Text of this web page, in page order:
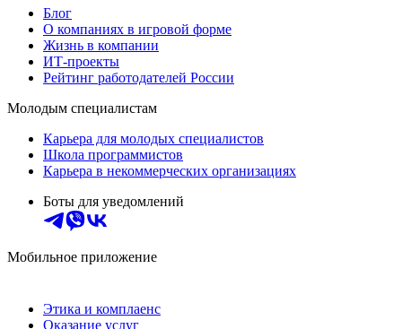
Блог
О компаниях в игровой форме
Жизнь в компании
ИТ-проекты
Рейтинг работодателей России
Молодым специалистам
Карьера для молодых специалистов
Школа программистов
Карьера в некоммерческих организациях
Боты для уведомлений
Мобильное приложение
Этика и комплаенс
Оказание услуг